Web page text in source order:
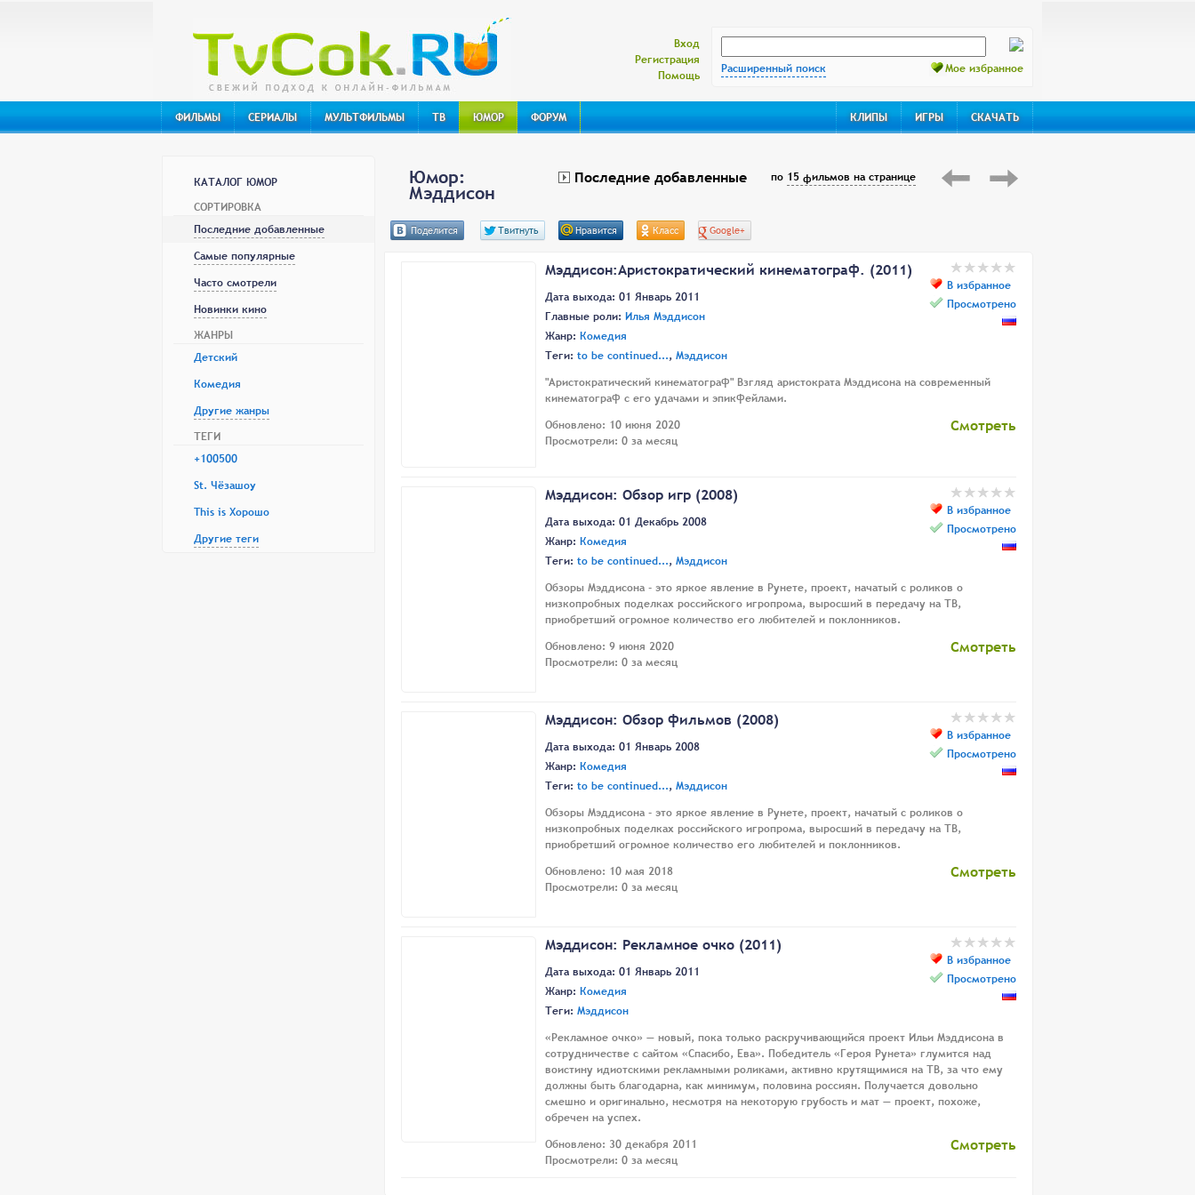
Вход
Регистрация
Помощь
Расширенный поиск Мое избранное
ФИЛЬМЫ СЕРИАЛЫ МУЛЬТФИЛЬМЫ ТВ ЮМОР ФОРУМ СКАЧАТЬ
ИГРЫ
КЛИПЫ
КАТАЛОГ ЮМОР
СОРТИРОВКА
Последние добавленные
Самые популярные
Часто смотрели
Новинки кино
ЖАНРЫ
Детский
Комедия
Другие жанры
ТЕГИ
+100500
St. Чёзашоу
This is Хорошо
Другие теги
по 15 фильмов на странице
Последние добавленные
Юмор:
Мэддисон
Поделится Твитнуть Нравится Класс Google+
В избранное
Просмотрено
Мэддисон:Аристократический кинематограф. (2011)
Дата выхода: 01 Январь 2011
Главные роли: Илья Мэддисон
Жанр: Комедия
Теги: to be continued..., Мэддисон
"Аристократический кинематограф" Взгляд аристократа Мэддисона на современный
кинематограф с его удачами и эпикфейлами.
Обновлено: 10 июня 2020
Просмотрели: 0 за месяц
Смотреть
В избранное
Просмотрено
Мэддисон: Обзор игр (2008)
Дата выхода: 01 Декабрь 2008
Жанр: Комедия
Теги: to be continued..., Мэддисон
Обзоры Мэддисона - это яркое явление в Рунете, проект, начатый с роликов о
низкопробных поделках российского игропрома, выросший в передачу на ТВ,
приобретший огромное количество его любителей и поклонников.
Обновлено: 9 июня 2020
Просмотрели: 0 за месяц
Смотреть
В избранное
Просмотрено
Мэддисон: Обзор фильмов (2008)
Дата выхода: 01 Январь 2008
Жанр: Комедия
Теги: to be continued..., Мэддисон
Обзоры Мэддисона - это яркое явление в Рунете, проект, начатый с роликов о
низкопробных поделках российского игропрома, выросший в передачу на ТВ,
приобретший огромное количество его любителей и поклонников.
Обновлено: 10 мая 2018
Просмотрели: 0 за месяц
Смотреть
В избранное
Просмотрено
Мэддисон: Рекламное очко (2011)
Дата выхода: 01 Январь 2011
Жанр: Комедия
Теги: Мэддисон
«Рекламное очко» — новый, пока только раскручивающийся проект Ильи Мэддисона в
сотрудничестве с сайтом «Спасибо, Ева». Победитель «Героя Рунета» глумится над
воистину идиотскими рекламными роликами, активно крутящимися на ТВ, за что ему
должны быть благодарна, как минимум, половина россиян. Получается довольно
смешно и оригинально, несмотря на некоторую грубость и мат — проект, похоже,
обречен на успех.
Обновлено: 30 декабря 2011
Просмотрели: 0 за месяц
Смотреть